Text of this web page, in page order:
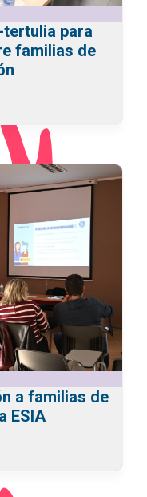
tertulia para
familias de
a familias de
ESIA